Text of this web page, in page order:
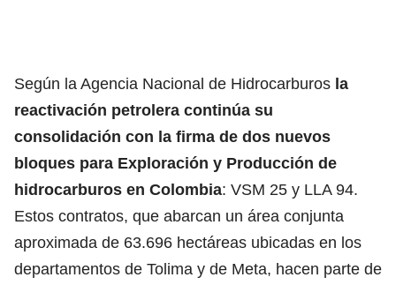
Según la Agencia Nacional de Hidrocarburos la
reactivación petrolera continúa su
consolidación con la firma de dos nuevos
bloques para Exploración y Producción de
hidrocarburos en Colombia: VSM 25 y LLA 94.
Estos contratos, que abarcan un área conjunta
aproximada de 63.696 hectáreas ubicadas en los
departamentos de Tolima y de Meta, hacen parte de